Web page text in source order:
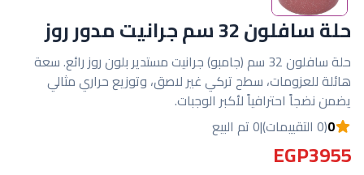
حلة سافلون 32 سم جرانيت مدور روز
حلة سافلون 32 سم (جامبو) جرانيت مستدير بلون روز رائع. سعة
هائلة للعزومات، سطح تركي غير لاصق، وتوزيع حراري مثالي
يضمن نضجاً احترافياً لأكبر الوجبات.
0(0 التقييمات) |0 تم البيع
EGP3955